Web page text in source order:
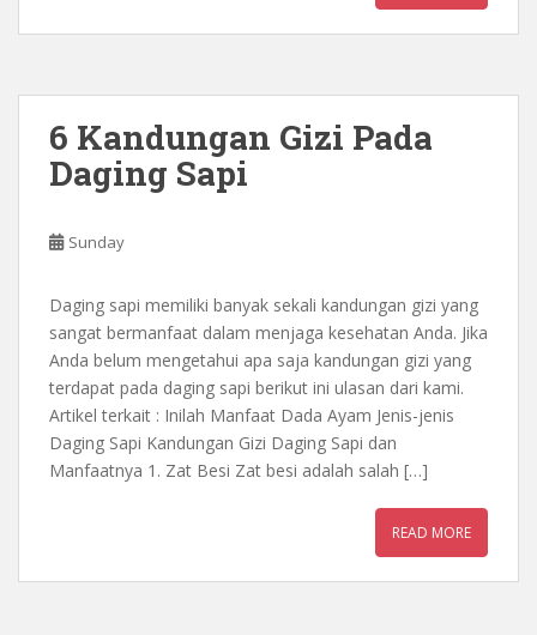
6 Kandungan Gizi Pada
Daging Sapi
Sunday
Daging sapi memiliki banyak sekali kandungan gizi yang
sangat bermanfaat dalam menjaga kesehatan Anda. Jika
Anda belum mengetahui apa saja kandungan gizi yang
terdapat pada daging sapi berikut ini ulasan dari kami.
Artikel terkait : Inilah Manfaat Dada Ayam Jenis-jenis
Daging Sapi Kandungan Gizi Daging Sapi dan
Manfaatnya 1. Zat Besi Zat besi adalah salah […]
READ MORE